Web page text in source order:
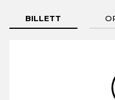
BILLETT